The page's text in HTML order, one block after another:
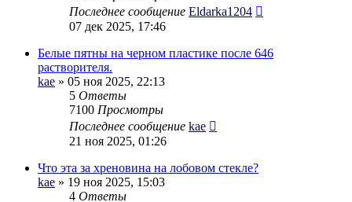
Последнее сообщение Eldarka1204
07 дек 2025, 17:46
Белые пятны на черном пластике после 646
растворителя.
kae » 05 ноя 2025, 22:13
5 Ответы
7100 Просмотры
Последнее сообщение kae
21 ноя 2025, 01:26
Что эта за хреновина на лобовом стекле?
kae » 19 ноя 2025, 15:03
4 Ответы